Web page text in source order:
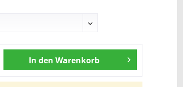
In den Warenkorb